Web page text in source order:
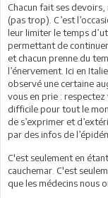
Chacun fait ses
(pas trop). C’est
leur limiter le temps
permettant de
et chacun prenne du
l’énervement. Ici en
observé une certaine
vous en prie :
difficile pour tout le
de s’exprimer et
par des infos de
C'est seulement en
cauchemar. C'est
que les médecins nous